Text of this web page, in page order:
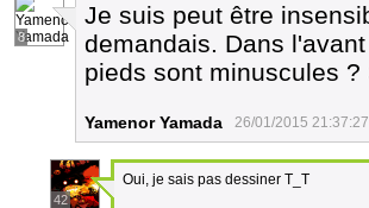
8
Je suis peut être
demandais. Dans
pieds sont minuscules
Yamenor Yamada 26/01/2015 21:37:27
42
Oui, je sais pas dessiner T_T